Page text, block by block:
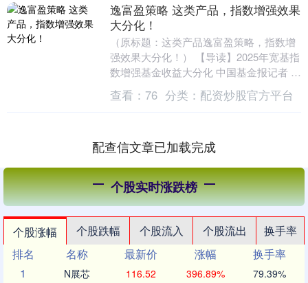
逸富盈策略 这类产品，指数增强效果
大分化！
（原标题：这类产品逸富盈策略，指数增
强效果大分化！） 【导读】2025年宽基指
数增强基金收益大分化 中国基金报记者 天
心 2025年，“增强版”指数产品业绩增厚....
查看： 76 分类： 配资炒股官方平台
配查信文章已加载完成
个股实时涨跌榜
个股涨幅 个股跌幅 个股流入 个股流出
换手率
排名
名称 最新价 涨幅
换手率
1
N展芯 116.52 396.89% 79.39%